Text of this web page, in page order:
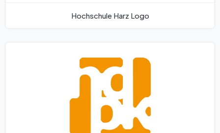
Hochschule Harz Logo